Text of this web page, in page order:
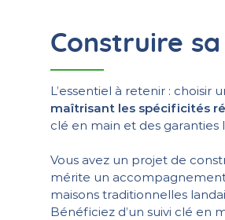
Construire
L’essentiel à retenir :
maîtrisant les spécificités
clé en main et des garanties
Vous avez un projet de
mérite un
maisons traditionnelles
Bénéficiez d’un suivi clé en